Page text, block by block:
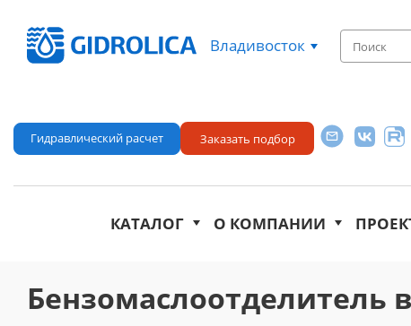
Владивосток
Гидравлический расчет Заказать подбор
КАТАЛОГ О КОМПАНИИ
Бензомаслоотделитель